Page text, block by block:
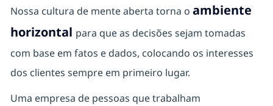
Nossa cultura de mente aberta torna o ambiente
horizontal para que as decisões sejam tomadas
com base em fatos e dados, colocando os interesses
dos clientes sempre em primeiro lugar.
Uma empresa de pessoas que trabalham